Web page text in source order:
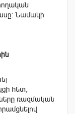
Նամակի
հետ,
ռազմական